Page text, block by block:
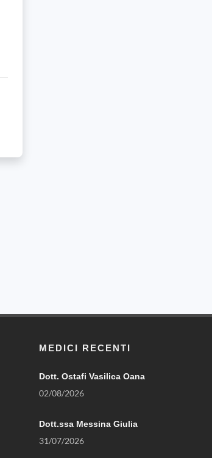
MEDICI RECENTI
Dott. Ostafi Vasilica Oana
02/08/2026
Dott.ssa Messina Giulia
31/07/2026